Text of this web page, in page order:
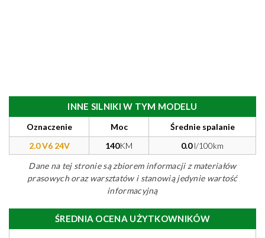
INNE SILNIKI W TYM MODELU
Oznaczenie Moc
Średnie spalanie
2.0 V6 24V
140KM 0.0l/100km
Dane na tej stronie są zbiorem informacji z materiałów
prasowych oraz warsztatów i stanowią jedynie wartość
informacyjną
ŚREDNIA OCENA UŻYTKOWNIKÓW